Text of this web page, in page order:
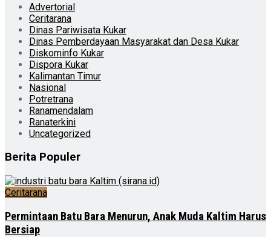
Advertorial
Ceritarana
Dinas Pariwisata Kukar
Dinas Pemberdayaan Masyarakat dan Desa Kukar
Diskominfo Kukar
Dispora Kukar
Kalimantan Timur
Nasional
Potretrana
Ranamendalam
Ranaterkini
Uncategorized
Berita Populer
Ceritarana
Permintaan Batu Bara Menurun, Anak Muda Kaltim Harus
Bersiap